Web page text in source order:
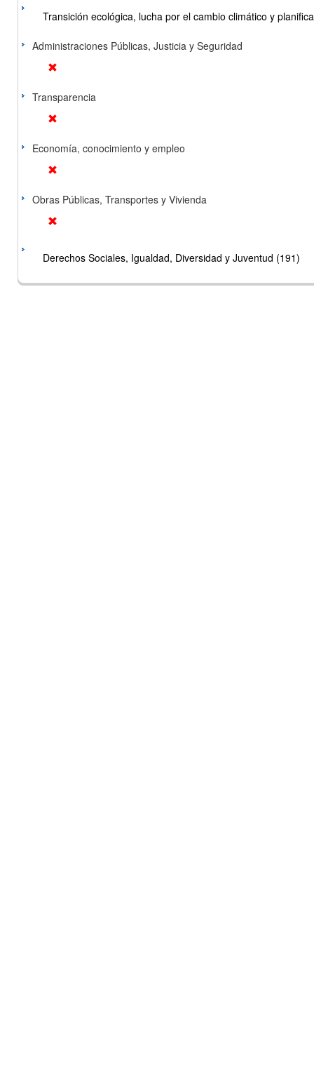
Transición ecológica, lucha por el cambio climático y
Administraciones Públicas, Justicia y Seguridad
Transparencia
Economía, conocimiento y empleo
Obras Públicas, Transportes y Vivienda
Derechos Sociales, Igualdad, Diversidad y Juventud (191)